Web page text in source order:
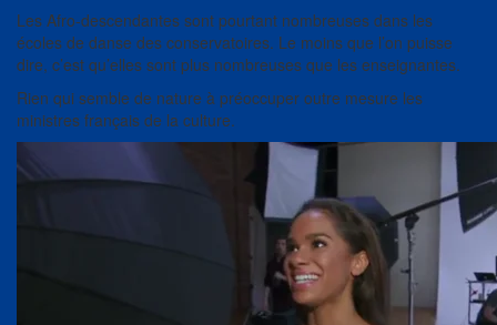
Les Afro-descendantes sont pourtant nombreuses dans les
écoles de danse des conservatoires. Le moins que l’on puisse
dire, c’est qu’elles sont plus nombreuses que les enseignantes.
Rien qui semble de nature à préoccuper outre mesure les
ministres français de la culture.